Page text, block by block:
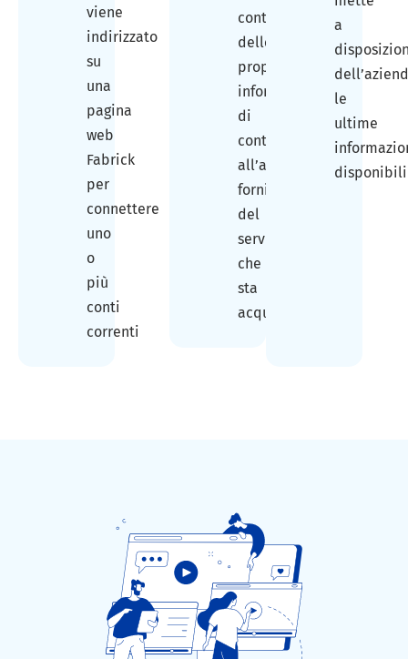
viene
indirizzato
su
una
pagina
web
Fabrick
per
connettere
uno
o
più
conti
correnti
continuativa
delle
proprie
informazioni
di
conto
all’azienda
fornitrice
del
servizio
che
sta
acquistando
a
le
ultime
disponibili